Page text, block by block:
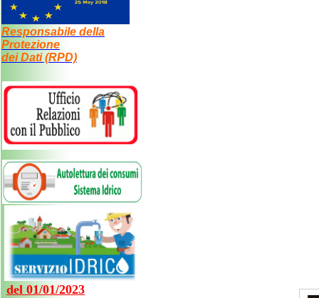
Responsabile della
Protezione
dei Dati (RPD)
del 01/01/2023